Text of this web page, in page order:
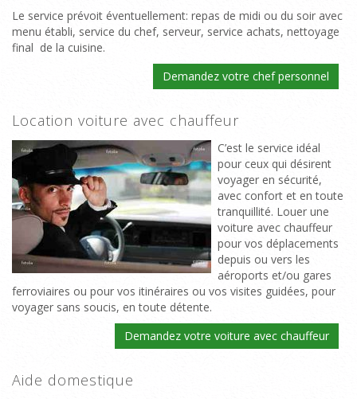
Le service prévoit éventuellement: repas de midi ou du soir avec
menu établi, service du chef, serveur, service achats, nettoyage
final de la cuisine.
Demandez votre chef personnel
Location voiture avec chauffeur
C’est le service idéal
pour ceux qui désirent
voyager en sécurité,
avec confort et en toute
tranquillité. Louer une
voiture avec chauffeur
pour vos déplacements
depuis ou vers les
aéroports et/ou gares
ferroviaires ou pour vos itinéraires ou vos visites guidées, pour
voyager sans soucis, en toute détente.
Demandez votre voiture avec chauffeur
Aide domestique